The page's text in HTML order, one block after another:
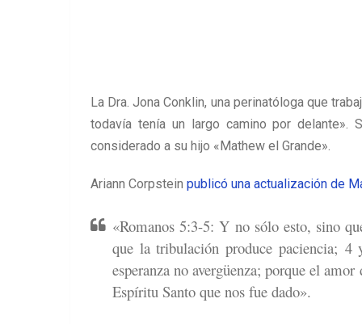
La Dra. Jona Conklin, una perinatóloga que
todavía tenía un largo camino por
considerado a su hijo «Mathew el Grande».
Ariann Corpstein publicó una actualización de
«Romanos 5:3-5: Y no sólo esto, sino
que la tribulación produce paciencia;
esperanza no avergüenza; porque el
Espíritu Santo que nos fue dado».